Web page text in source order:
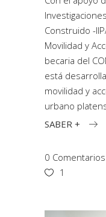
Construido -
Movilidad y
becaria del
está
movilidad y
urbano
SABER +
0 Comentarios
1